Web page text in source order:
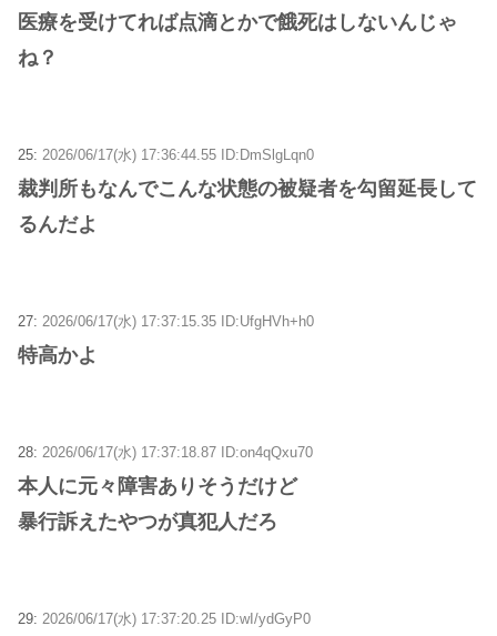
医療を受けてれば点滴とかで餓死はしないんじゃ
ね？
25: 2026/06/17(水) 17:36:44.55 ID:DmSlgLqn0
裁判所もなんでこんな状態の被疑者を勾留延長して
るんだよ
27: 2026/06/17(水) 17:37:15.35 ID:UfgHVh+h0
特高かよ
28: 2026/06/17(水) 17:37:18.87 ID:on4qQxu70
本人に元々障害ありそうだけど
暴行訴えたやつが真犯人だろ
29: 2026/06/17(水) 17:37:20.25 ID:wI/ydGyP0